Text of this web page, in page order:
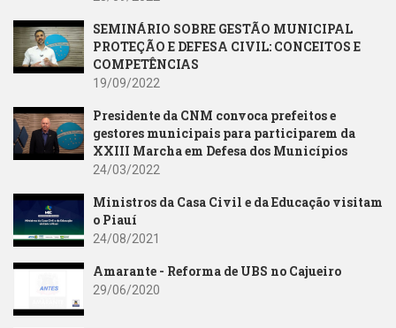
SEMINÁRIO SOBRE GESTÃO MUNICIPAL
PROTEÇÃO E DEFESA CIVIL: CONCEITOS E
COMPETÊNCIAS
19/09/2022
Presidente da CNM convoca prefeitos e
gestores municipais para participarem da
XXIII Marcha em Defesa dos Municípios
24/03/2022
Ministros da Casa Civil e da Educação visitam
o Piauí
24/08/2021
Amarante - Reforma de UBS no Cajueiro
29/06/2020